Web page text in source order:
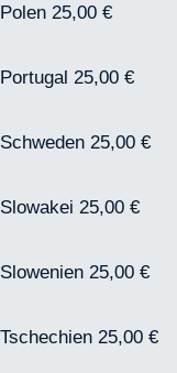
Polen 25,00 €
Portugal 25,00 €
Schweden 25,00 €
Slowakei 25,00 €
Slowenien 25,00 €
Tschechien 25,00 €